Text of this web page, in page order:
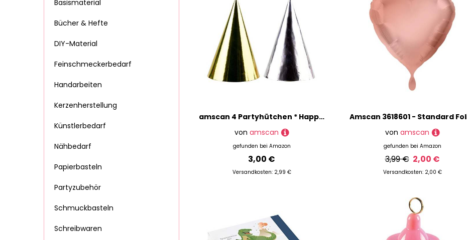
Basismaterial
Bücher & Hefte
DIY-Material
Feinschmeckerbedarf
Handarbeiten
Kerzenherstellung
Künstlerbedarf
Nähbedarf
Papierbasteln
Partyzubehör
Schmuckbasteln
Schreibwaren
amscan 4 Partyhütchen * Happy New Year * in Gold und Silber // Silvester Verkleidung Hüte Hütchen Party
von amscan
gefunden bei Amazon
3,00 €
Versandkosten: 2,99 €
von amscan
gefunden bei Amazon
3,99 € 2,00 €
Versandkosten: 2,00 €